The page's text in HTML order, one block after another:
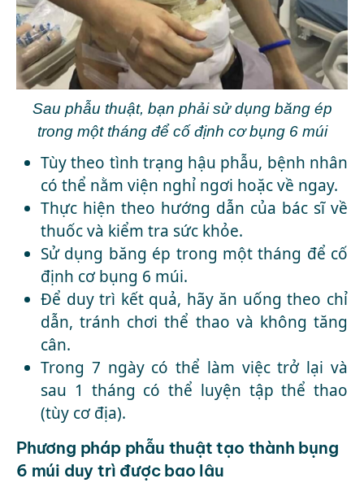
Sau phẫu thuật, bạn phải sử dụng băng ép
trong một tháng để cố định cơ bụng 6 múi
Tùy theo tình trạng hậu phẫu, bệnh nhân
có thể nằm viện nghỉ ngơi hoặc về ngay.
Thực hiện theo hướng dẫn của bác sĩ về
thuốc và kiểm tra sức khỏe.
Sử dụng băng ép trong một tháng để cố
định cơ bụng 6 múi.
Để duy trì kết quả, hãy ăn uống theo chỉ
dẫn, tránh chơi thể thao và không tăng
cân.
Trong 7 ngày có thể làm việc trở lại và
sau 1 tháng có thể luyện tập thể thao
(tùy cơ địa).
Phương pháp phẫu thuật tạo thành bụng
6 múi duy trì được bao lâu